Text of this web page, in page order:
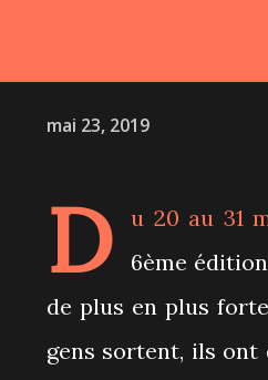
mai 23, 2019
D u 20 au 31
6ème
de plus en plus
gens sortent, ils ont